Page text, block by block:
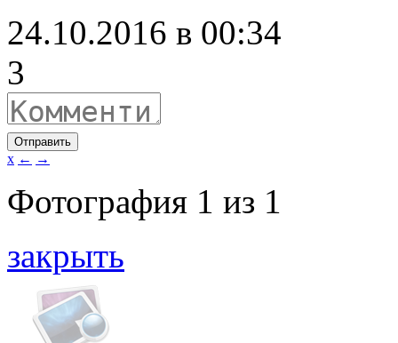
24.10.2016 в 00:34
3
Отправить
x ← →
Фотография 1 из 1
закрыть